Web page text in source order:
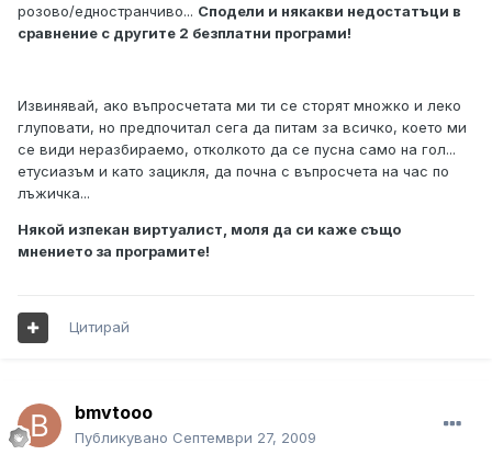
розово/едностранчиво... Сподели и някакви недостатъци в
сравнение с другите 2 безплатни програми!
Извинявай, ако въпросчетата ми ти се сторят множко и леко
глуповати, но предпочитал сега да питам за всичко, което ми
се види неразбираемо, отколкото да се пусна само на гол...
етусиазъм и като зацикля, да почна с въпросчета на час по
лъжичка...
Някой изпекан виртуалист, моля да си каже също
мнението за програмите!
Цитирай
bmvtooo
Публикувано Септември 27, 2009